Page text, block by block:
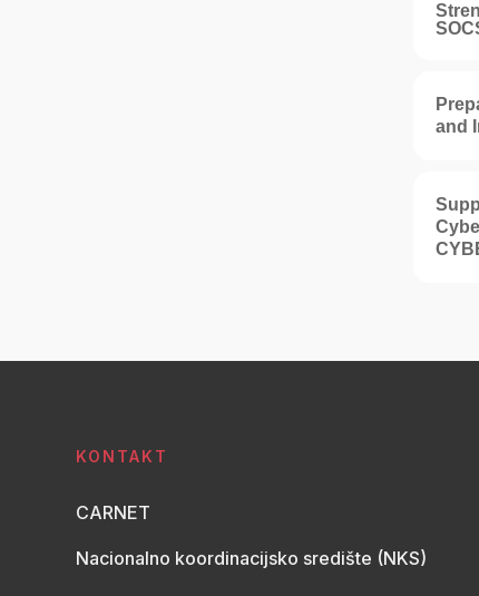
and
KONTAKT
CARNET
Nacionalno koordinacijsko središte (NKS)